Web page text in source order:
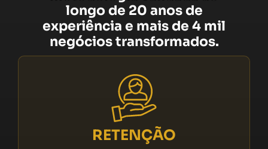
longo de 20 anos de
experiência e mais de 4 mil
negócios transformados.
RETENÇÃO